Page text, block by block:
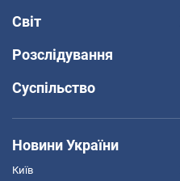
Світ
Розслідування
Суспільство
Новини України
Київ